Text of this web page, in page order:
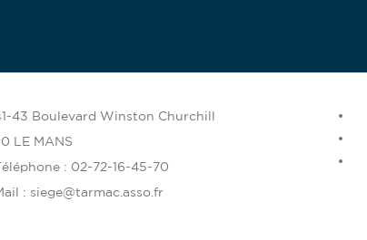
43 Boulevard Winston Churchill
LE MANS
: 02-72-16-45-70
: siege@tarmac.asso.fr